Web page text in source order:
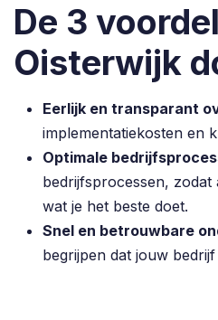
De 3
Oisterwijk
Eerlijk en transparant
implementatiekosten en
Optimale
bedrijfsprocessen,
wat je het beste doet.
Snel en betrouwbare
begrijpen dat jouw